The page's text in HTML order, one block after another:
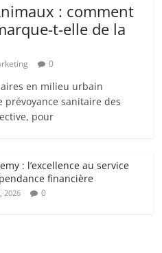
: comment
t-elle de la
0
en milieu urbain
sanitaire des
pour
: l’excellence au service
financière
2026 0